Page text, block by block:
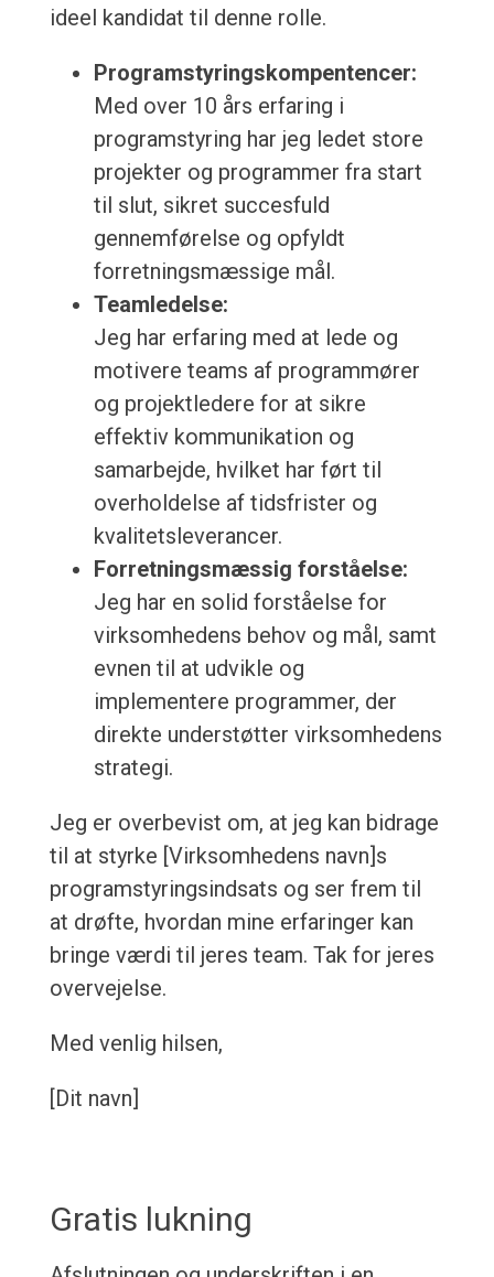
ideel kandidat til denne rolle.
Programstyringskompentencer:
Med over 10 års erfaring i
programstyring har jeg ledet store
projekter og programmer fra start
til slut, sikret succesfuld
gennemførelse og opfyldt
forretningsmæssige mål.
Teamledelse:
Jeg har erfaring med at lede og
motivere teams af programmører
og projektledere for at sikre
effektiv kommunikation og
samarbejde, hvilket har ført til
overholdelse af tidsfrister og
kvalitetsleverancer.
Forretningsmæssig forståelse:
Jeg har en solid forståelse for
virksomhedens behov og mål, samt
evnen til at udvikle og
implementere programmer, der
direkte understøtter virksomhedens
strategi.
Jeg er overbevist om, at jeg kan bidrage
til at styrke [Virksomhedens navn]s
programstyringsindsats og ser frem til
at drøfte, hvordan mine erfaringer kan
bringe værdi til jeres team. Tak for jeres
overvejelse.
Med venlig hilsen,
[Dit navn]
Gratis lukning